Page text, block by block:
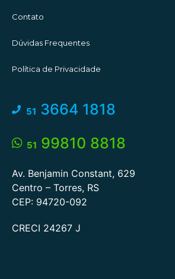
Contato
Dúvidas Frequentes
Política de Privacidade
51 3664 1818
51 99810 8818
Av. Benjamin Constant, 629
Centro – Torres, RS
CEP: 94720-092
CRECI 24267 J